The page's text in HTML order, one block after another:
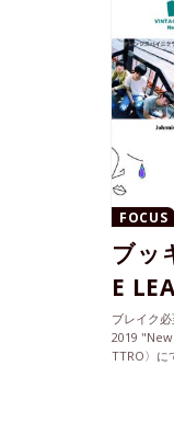
FOCUS
ブッ
E
ブレイク
2019
TTRO〉に